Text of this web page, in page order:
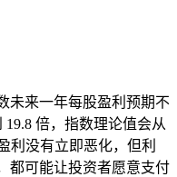
未来一年每股盈利预期不
19.8 倍，指数理论值会从
利没有立即恶化，但利
都可能让投资者愿意支付